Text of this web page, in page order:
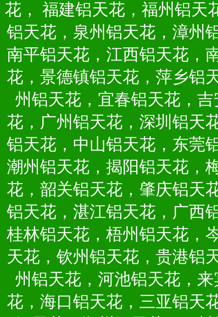
花，
福建铝天花，福州铝天
铝天花，泉州铝天花，漳州
南平铝天花，江西铝天花，
花，景德镇铝天花，萍乡铝
州铝天花，宜春铝天花，
花，广州铝天花，深圳铝天
铝天花，中山铝天花，东莞
潮州铝天花，揭阳铝天花，
花，韶关铝天花，肇庆铝天
铝天花，湛江铝天花，广西
桂林铝天花，梧州铝天花，
天花，钦州铝天花，贵港铝
州铝天花，河池铝天花，
花，海口铝天花，三亚铝天